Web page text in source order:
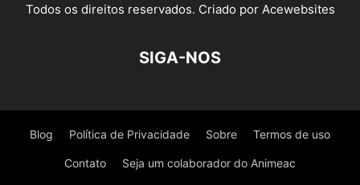
Todos os direitos reservados. Criado por Acewebsites
SIGA-NOS
Blog Política de Privacidade Sobre Termos de uso
Contato Seja um colaborador do Animeac